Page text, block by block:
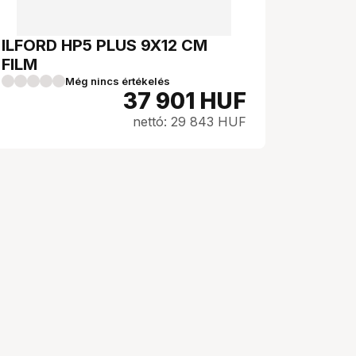
ILFORD HP5 PLUS 9X12 CM
FILM
Még nincs értékelés
37 901 HUF
nettó: 29 843 HUF